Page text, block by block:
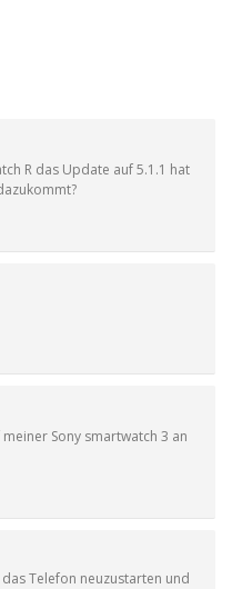
R das Update auf 5.1.1 hat
Sony smartwatch 3 an
Telefon neuzustarten und